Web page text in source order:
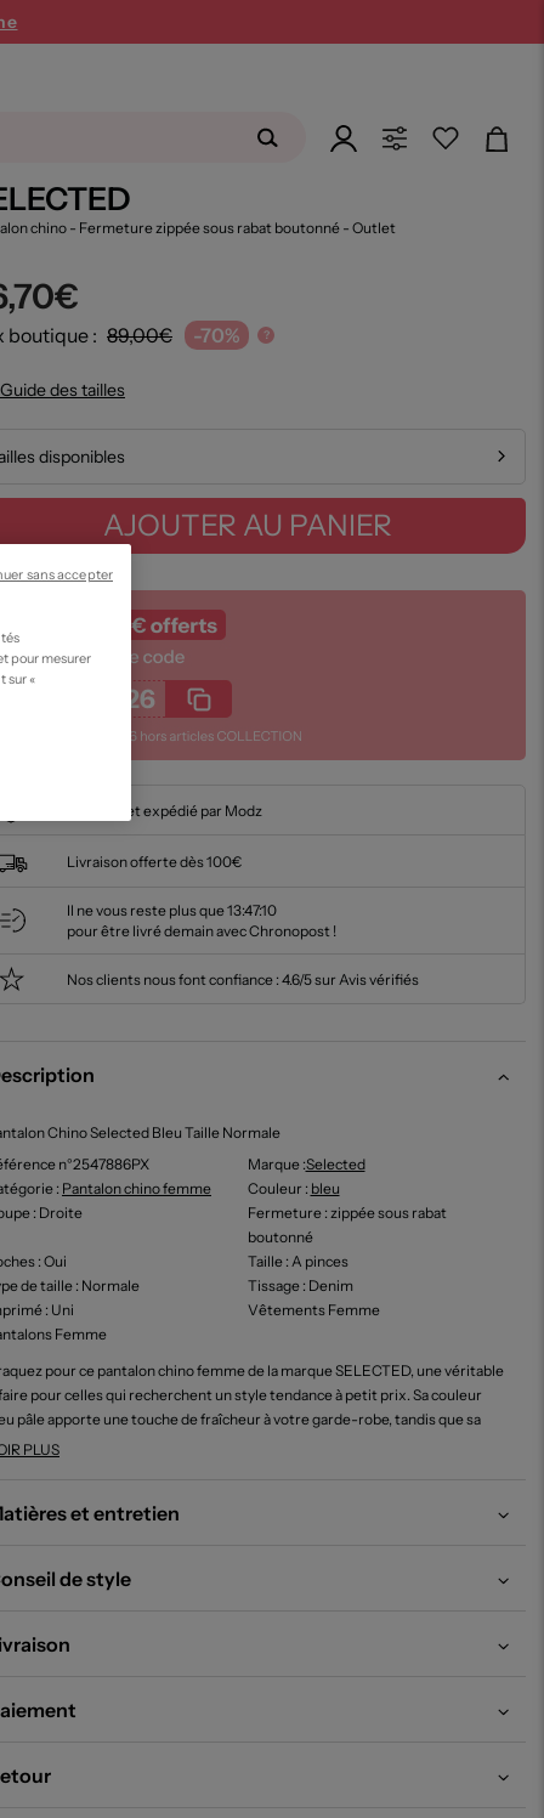
chino - Fermeture zippée sous rabat boutonné - Outlet
boutique : 89,00€ -70% ?
Guide des tailles
disponibles
AJOUTER AU PANIER
En stock et expédié par Modz
Livraison offerte dès 100€
Il ne vous reste plus que13:47:09
pour être livré demain avec Chronopost !
Nos clients nous font confiance : 4.6/5 sur Avis vérifiés
Chino Selected Bleu Taille Normale
n°2547886PX
Marque :Selected
: Pantalon chino femme Couleur : bleu
: Droite Fermeture: zippée sous rabat
boutonné
: Oui Taille: A pinces
de taille : Normale Tissage: Denim
: Uni
Vêtements Femme
Femme
pour ce pantalon chino femme de la marque SELECTED, une véritable
pour celles qui recherchent un style tendance à petit prix. Sa couleur
pâle apporte une touche de fraîcheur à votre garde-robe, tandis que sa
droite et ses poches inclinées assurent un tombé élégant et confortable
PLUS
et entretien
de style
pour mesurer
sur «
sans accepter